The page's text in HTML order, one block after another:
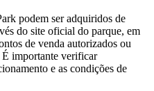
podem ser adquiridos de
do site oficial do parque, em
de venda autorizados ou
É importante verificar
e as condições de